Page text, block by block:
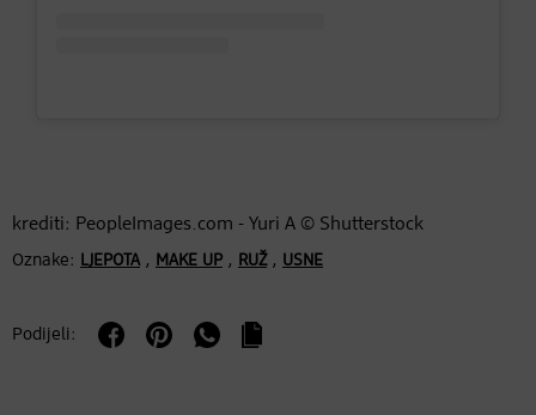
krediti: PeopleImages.com - Yuri A © Shutterstock
Oznake: LJEPOTA, MAKE UP , RUŽ, USNE
Podijeli: